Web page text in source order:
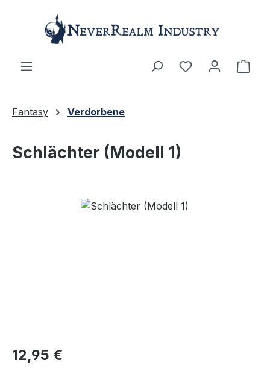
Zum Hauptinhalt springen
Fantasy Verdorbene
Schlächter (Modell 1)
Bildergalerie überspringen
Regulärer Preis:
12,95 €